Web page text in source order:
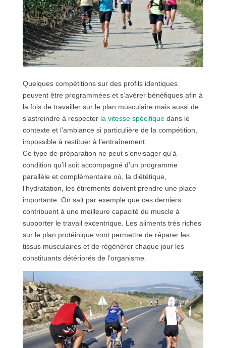
Quelques compétitions sur des profils identiques
peuvent être programmées et s’avérer bénéfiques afin à
la fois de travailler sur le plan musculaire mais aussi de
s’astreindre à respecter la vitesse spécifiquedans le
contexte et l’ambiance si particulière de la compétition,
impossible à restituer à l’entraînement.
Ce type de préparation ne peut s’envisager qu’à
condition qu’il soit accompagné d’un programme
parallèle et complémentaire où, la diététique,
l’hydratation, les étirements doivent prendre une place
importante. On sait par exemple que ces derniers
contribuent à une meilleure capacité du muscle à
supporter le travail excentrique. Les aliments très riches
sur le plan protéinique vont permettre de réparer les
tissus musculaires et de régénérer chaque jour les
constituants détériorés de l’organisme.